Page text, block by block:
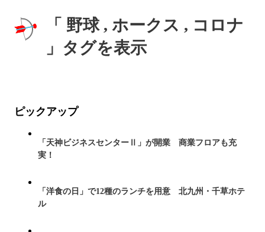
「 野球 , ホークス , コロナ
」タグを表示
ピックアップ
「天神ビジネスセンターⅡ」が開業 商業フロアも充
実！
「洋食の日」で12種のランチを用意 北九州・千草ホテ
ル